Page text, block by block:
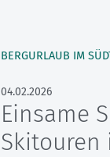
BERGURLAUB IM
04.02.2026
Einsame
Skitouren